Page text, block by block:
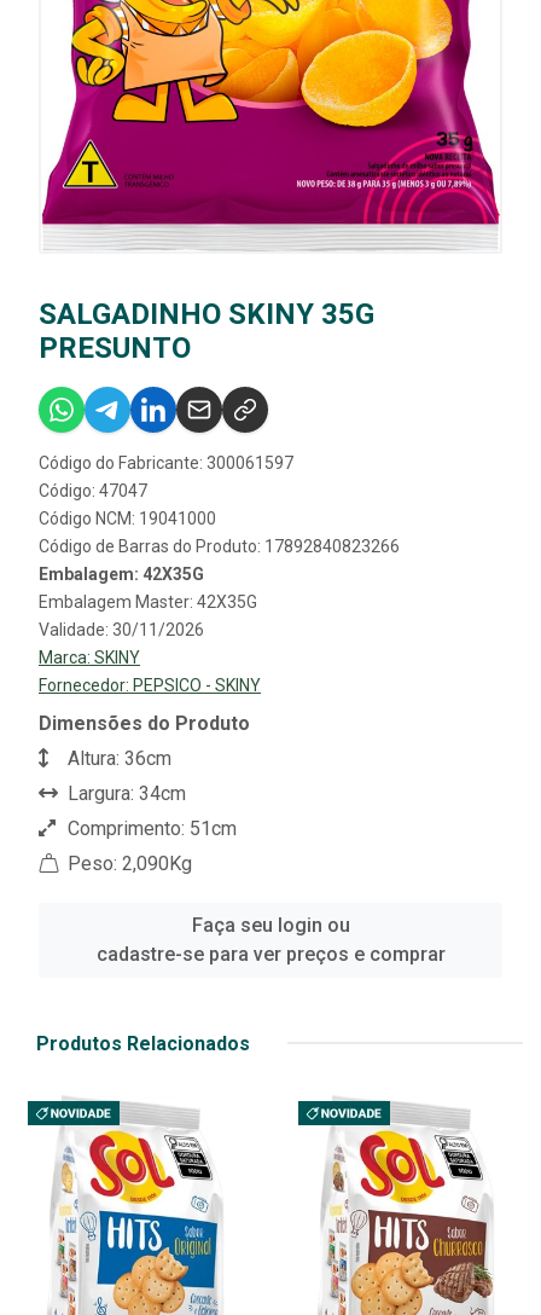
SALGADINHO SKINY 35G
PRESUNTO
Código do Fabricante: 300061597
Código: 47047
Código NCM: 19041000
Código de Barras do Produto: 17892840823266
Embalagem: 42X35G
Embalagem Master: 42X35G
Validade: 30/11/2026
Marca: SKINY
Fornecedor: PEPSICO - SKINY
Dimensões do Produto
Altura: 36cm
Largura: 34cm
Comprimento: 51cm
Peso: 2,090Kg
Faça seu login ou
cadastre-se para ver preços e comprar
Produtos Relacionados